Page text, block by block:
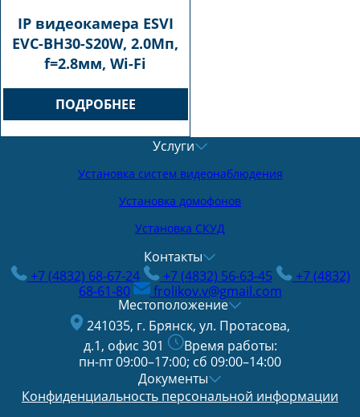
IP видеокамера ESVI
EVC-BH30-S20W, 2.0Мп,
f=2.8мм, Wi-Fi
ПОДРОБНЕЕ
Услуги
Установка систем видеонаблюдения
Установка домофонов
Установка СКУД
Контакты
+7 (4832) 68-67-24
+7 (4832) 56-63-45
+7 (4832)
68-61-80
frolikov.v@gmail.com
Местоположение
241035, г. Брянск, ул. Протасова,
д.1, офис 301
Время работы:
пн-пт 09:00–17:00; сб 09:00–14:00
Документы
Конфиденциальность персональной информации